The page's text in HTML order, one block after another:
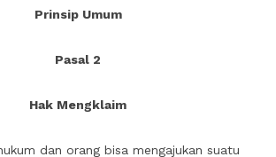
Prinsip Umum
Pasal 2
Hak Mengklaim
dan orang bisa mengajukan suatu